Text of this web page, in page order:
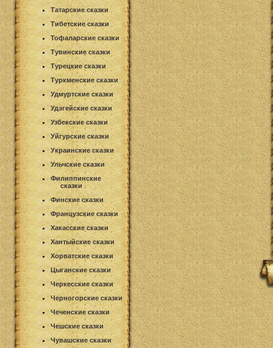
Татарские сказки
Тибетские сказки
Тофаларские сказки
Тувинские сказки
Турецкие сказки
Туркменские сказки
Удмуртские сказки
Удэгейские сказки
Узбекские сказки
Уйгурские сказки
Украинские сказки
Ульчские сказки
Филиппинские
сказки
Финские сказки
Французские сказки
Хакасские сказки
Хантыйские сказки
Хорватские сказки
Цыганские сказки
Черкесские сказки
Черногорские сказки
Чеченские сказки
Чешские сказки
Чувашские сказки